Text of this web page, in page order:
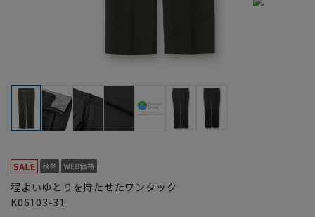
程よいゆとりを持たせたワンタック
K06103-31